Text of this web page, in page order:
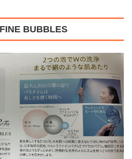
BUBBLES